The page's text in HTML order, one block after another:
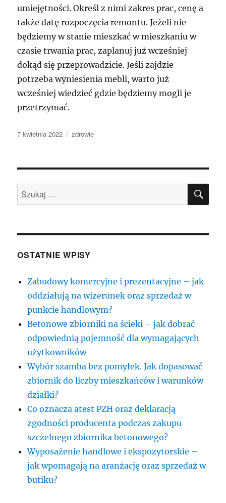
umiejętności. Określ z nimi zakres prac, cenę a
także datę rozpoczęcia remontu. Jeżeli nie
będziemy w stanie mieszkać w mieszkaniu w
czasie trwania prac, zaplanuj już wcześniej
dokąd się przeprowadzicie. Jeśli zajdzie
potrzeba wyniesienia mebli, warto już
wcześniej wiedzieć gdzie będziemy mogli je
przetrzymać.
Data
7 kwietnia 2022 Kategorie
zdrowie
Szukaj:
OSTATNIE WPISY
Zabudowy komercyjne i prezentacyjne – jak
oddziałują na wizerunek oraz sprzedaż w
punkcie handlowym?
Betonowe zbiorniki na ścieki – jak dobrać
odpowiednią pojemność dla wymagających
użytkowników
Wybór szamba bez pomyłek. Jak dopasować
zbiornik do liczby mieszkańców i warunków
działki?
Co oznacza atest PZH oraz deklaracją
zgodności producenta podczas zakupu
szczelnego zbiornika betonowego?
Wyposażenie handlowe i ekspozytorskie –
jak wpomagają na aranżację oraz sprzedaż w
butiku?